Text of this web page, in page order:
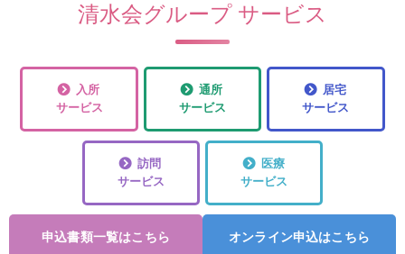
申込書類一覧はこちら オンライン申込はこちら
清水会グループ サービス
入所
サービス
通所
サービス
居宅
サービス
訪問
サービス
医療
サービス